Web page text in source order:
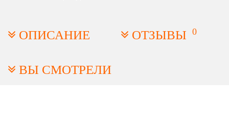
ОПИСАНИЕ ОТЗЫВЫ 0
ВЫ СМОТРЕЛИ